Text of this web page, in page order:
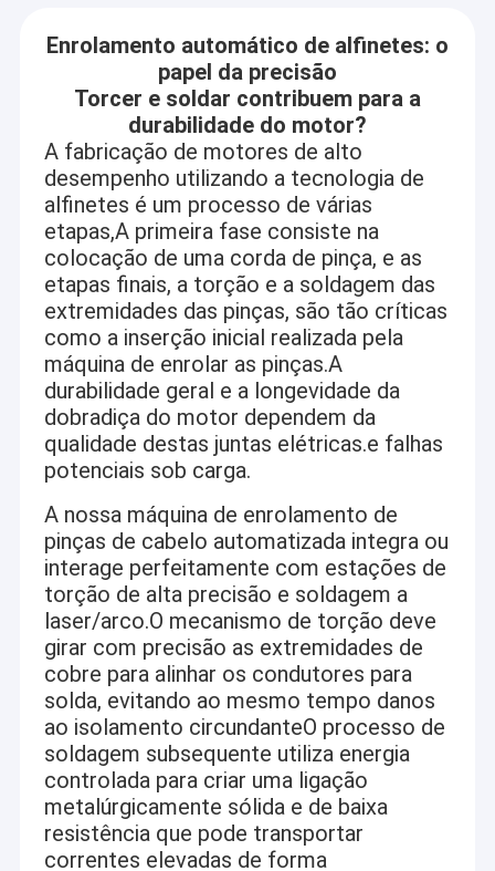
Enrolamento automático de alfinetes: o
papel da precisão
Torcer e soldar contribuem para a
durabilidade do motor?
A fabricação de motores de alto
desempenho utilizando a tecnologia de
alfinetes é um processo de várias
etapas,A primeira fase consiste na
colocação de uma corda de pinça, e as
etapas finais, a torção e a soldagem das
extremidades das pinças, são tão críticas
como a inserção inicial realizada pela
máquina de enrolar as pinças.A
durabilidade geral e a longevidade da
dobradiça do motor dependem da
qualidade destas juntas elétricas.e falhas
potenciais sob carga.
A nossa máquina de enrolamento de
pinças de cabelo automatizada integra ou
interage perfeitamente com estações de
torção de alta precisão e soldagem a
laser/arco.O mecanismo de torção deve
girar com precisão as extremidades de
cobre para alinhar os condutores para
solda, evitando ao mesmo tempo danos
ao isolamento circundanteO processo de
soldagem subsequente utiliza energia
controlada para criar uma ligação
metalúrgicamente sólida e de baixa
resistência que pode transportar
correntes elevadas de forma